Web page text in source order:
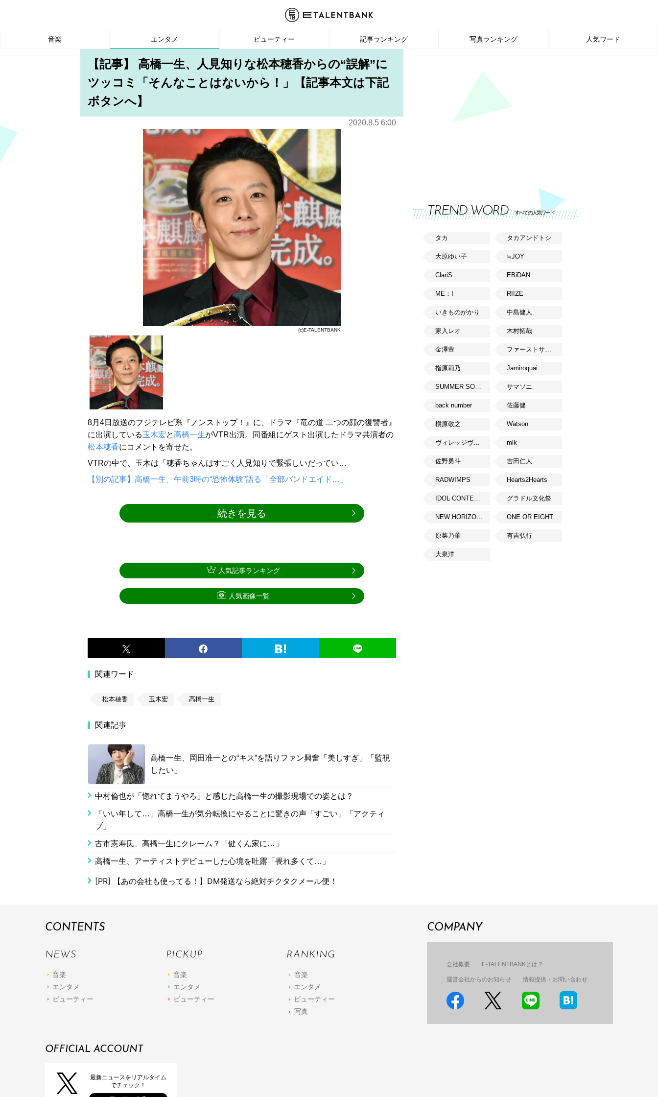
音楽 エンタメ ビューティー 記事ランキング 写真ランキング 人気ワード
【記事】 高橋一生、人見知りな松本穂香からの“誤解”に
ツッコミ「そんなことはないから！」【記事本文は下記
ボタンへ】
2020.8.5 6:00
(c)E-TALENTBANK
8月4日放送のフジテレビ系『ノンストップ！』に、ドラマ『竜の道 二つの顔の復讐者』
に出演している玉木宏と高橋一生がVTR出演。同番組にゲスト出演したドラマ共演者の
松本穂香にコメントを寄せた。
VTRの中で、玉木は「穂香ちゃんはすごく人見知りで緊張しいだってい…
【別の記事】高橋一生、午前3時の“恐怖体験”語る「全部バンドエイド…」
続きを見る
関連ワード
松本穂香 玉木宏 高橋一生
関連記事
高橋一生、岡田准一との“キス”を語りファン興奮「美しすぎ」「監視
したい」
中村倫也が「惚れてまうやろ」と感じた高橋一生の撮影現場での姿とは？
「いい年して…」高橋一生が気分転換にやることに驚きの声「すごい」「アクティ
ブ」
古市憲寿氏、高橋一生にクレーム？「健くん家に…」
高橋一生、アーティストデビューした心境を吐露「畏れ多くて…」
[PR] 【あの会社も使ってる！】DM発送なら絶対チクタクメール便！
人気記事ランキング
人気画像一覧
TREND WORD すべての人気ワード
タカ タカアンドトシ
大原ゆい子 ≒JOY
ClariS EBiDAN
ME：I RIIZE
いきものがかり 中島健人
家入レオ 木村拓哉
金澤豊 ファーストサマーウイカ
指原莉乃 Jamiroquai
SUMMER SONIC サマソニ
back number 佐藤健
槇原敬之 Watson
ヴィレッジヴァンガード mlk
佐野勇斗 吉田仁人
RADWIMPS Hearts2Hearts
IDOL CONTENT EXPO グラドル文化祭
NEW HORIZON FEST ONE OR EIGHT
原菜乃華 有吉弘行
大泉洋
CONTENTS
NEWS
音楽
エンタメ
ビューティー
PICKUP
音楽
エンタメ
ビューティー
RANKING
音楽
エンタメ
ビューティー
写真
COMPANY
会社概要 E-TALENTBANKとは？
運営会社からのお知らせ 情報提供・お問い合わせ
OFFICIAL ACCOUNT
最新ニュースをリアルタイム
でチェック！